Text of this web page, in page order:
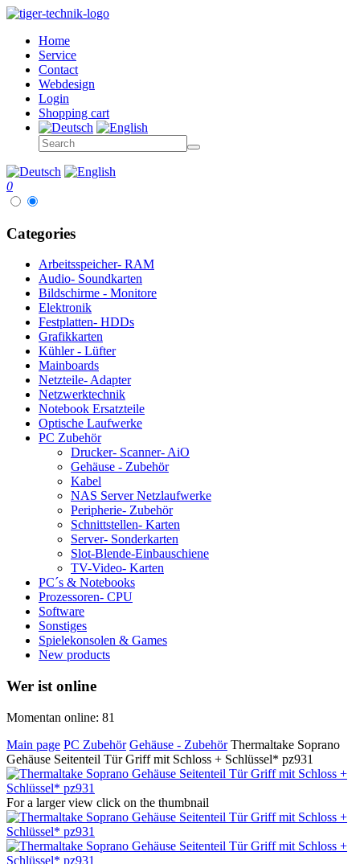
Home
Service
Contact
Webdesign
Login
Shopping cart
0
Categories
Arbeitsspeicher- RAM
Audio- Soundkarten
Bildschirme - Monitore
Elektronik
Festplatten- HDDs
Grafikkarten
Kühler - Lüfter
Mainboards
Netzteile- Adapter
Netzwerktechnik
Notebook Ersatzteile
Optische Laufwerke
PC Zubehör
Drucker- Scanner- AiO
Gehäuse - Zubehör
Kabel
NAS Server Netzlaufwerke
Peripherie- Zubehör
Schnittstellen- Karten
Server- Sonderkarten
Slot-Blende-Einbauschiene
TV-Video- Karten
PC´s & Notebooks
Prozessoren- CPU
Software
Sonstiges
Spielekonsolen & Games
New products
Wer ist online
Momentan online: 81
Main page PC Zubehör Gehäuse - Zubehör Thermaltake Soprano
Gehäuse Seitenteil Tür Griff mit Schloss + Schlüssel* pz931
For a larger view click on the thumbnail